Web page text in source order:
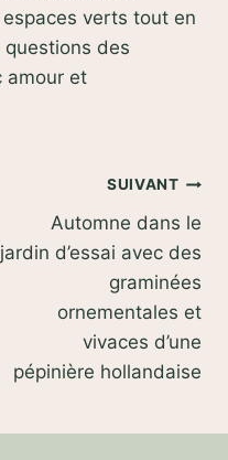
verts tout en
des
amour et
SUIVANT
Automne dans le
jardin d’essai avec des
graminées
ornementales et
vivaces d’une
pépinière hollandaise